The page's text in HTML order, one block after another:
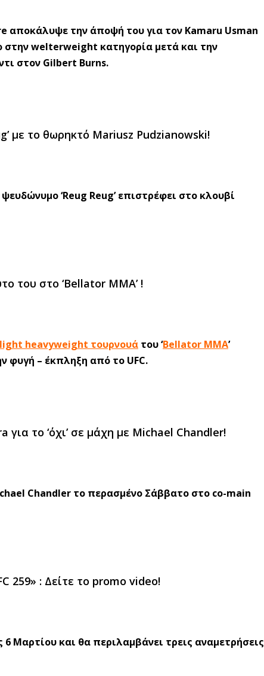
αποκάλυψε την άποψή του για τον Kamaru Usman
στην welterweight κατηγορία μετά και την
στον Gilbert Burns.
με το θωρηκτό Mariusz Pudzianowski!
‘Reug Reug’ επιστρέφει στο κλουβί
του στο ‘Bellator MMA’ !
heavyweight τουρνουά του ‘Bellator MMA’
φυγή – έκπληξη από το UFC.
το ‘όχι’ σε μάχη με Michael Chandler!
Chandler το περασμένο Σάββατο στο co-main
259» : Δείτε το promo video!
Μαρτίου και θα περιλαμβάνει τρεις αναμετρήσεις